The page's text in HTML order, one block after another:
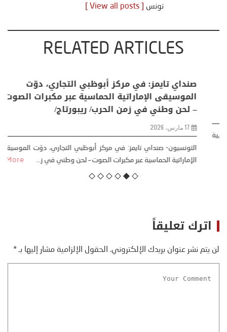
تونس
RELATED ARTICLES
في عامها الـ95: المملكة العربية السعودية …
تحديات إقليمية وآفاق مستقبلية واعدة
تونس- التونسيون تحتفل غدا الثلاثاء 23 سبتمبر 2025 المملكة العربية
السعودية بعيدها الوطني الـ95 تحت شعار “عزّنا بطب...
More
اترك تعليقاً
لن يتم نشر عنوان بريدك الإلكتروني. الحقول الإلزامية مشار إليها بـ*